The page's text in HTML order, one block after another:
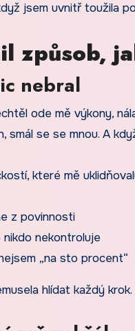
jsem uvnitř toužila
způsob,
nebral
ode mě výkony,
smál se se mnou. A
které mě
z povinnosti
nekontroluje
„na sto procent“
hlídat každý